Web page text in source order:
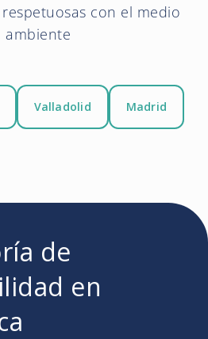
con el medio
ambiente
Valladolid Madrid
de
en